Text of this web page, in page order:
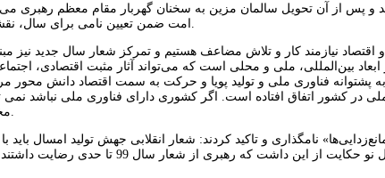
و پس از آن تحویل سالمان مزین به سخنان گهربار مقام معظم رهبری
كه در زمینه تولید و اقتصاد نیازمند كار و تلاش مضاعف هستیم و تمركز شعار سال جدید
بین‌المللی، ملی و محلی است که می‌تواند آثار مثبت اقتصادی،
تحقیقاتی فراوانی را برجای گذارد، و این شعار سال 1400به پشتوانه فناوری ملی و تولید پویا و حرکت به
کشور اتفاق افتاده است. اگر کشوری دارای فناوری ملی نباشد نمی
«تولید؛ پشتیبانی‌ها، مانع‌زدایی‌ها» نامگذاری و تاکید کردند: شعار انقلابی جهش تولید
محقق شود.روند سخنرانی مقام معظم رهبری در ابتدای سال